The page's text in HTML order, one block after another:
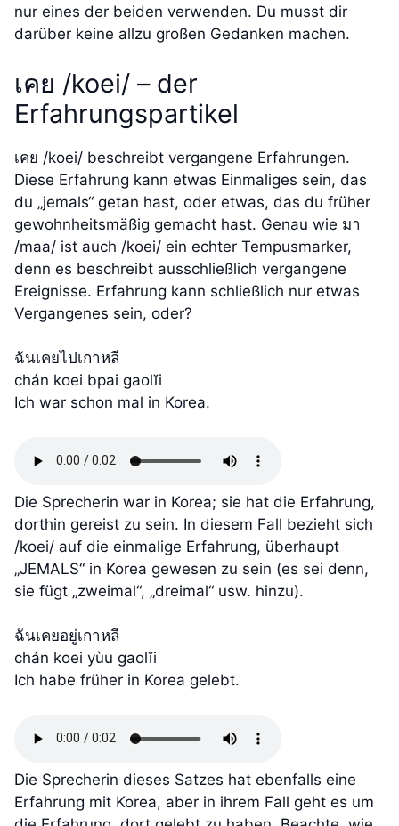
nur eines der beiden verwenden. Du musst dir
darüber keine allzu großen Gedanken machen.
เคย /koei/ – der
Erfahrungspartikel
เคย /koei/ beschreibt vergangene Erfahrungen.
Diese Erfahrung kann etwas Einmaliges sein, das
du „jemals“ getan hast, oder etwas, das du früher
gewohnheitsmäßig gemacht hast. Genau wie มา
/maa/ ist auch /koei/ ein echter Tempusmarker,
denn es beschreibt ausschließlich vergangene
Ereignisse. Erfahrung kann schließlich nur etwas
Vergangenes sein, oder?
ฉันเคยไปเกาหลี
chán koei bpai gaolĭi
Ich war schon mal in Korea.
Die Sprecherin war in Korea; sie hat die Erfahrung,
dorthin gereist zu sein. In diesem Fall bezieht sich
/koei/ auf die einmalige Erfahrung, überhaupt
„JEMALS“ in Korea gewesen zu sein (es sei denn,
sie fügt „zweimal“, „dreimal“ usw. hinzu).
ฉันเคยอยู่เกาหลี
chán koei yùu gaolĭi
Ich habe früher in Korea gelebt.
Die Sprecherin dieses Satzes hat ebenfalls eine
Erfahrung mit Korea, aber in ihrem Fall geht es um